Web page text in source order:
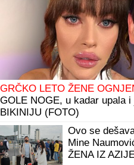
GRČKO LETO ŽENE
GOLE NOGE, u kadar upala
BIKINIJU (FOTO)
Ovo se
Mine
ŽENA IZ